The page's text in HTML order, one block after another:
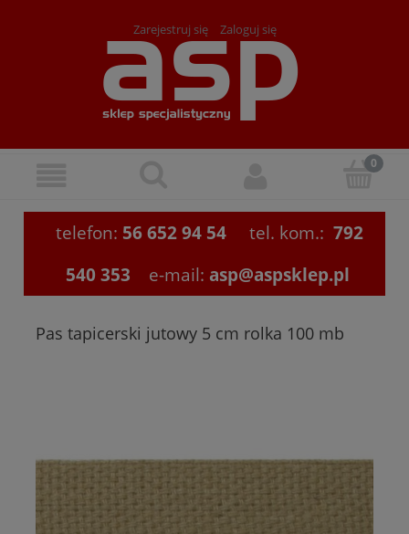
Zarejestruj się Zaloguj się
telefon: 56 652 94 54 tel. kom.: 792
540 353
e-mail: asp@aspsklep.pl
Pas tapicerski jutowy 5 cm rolka 100 mb